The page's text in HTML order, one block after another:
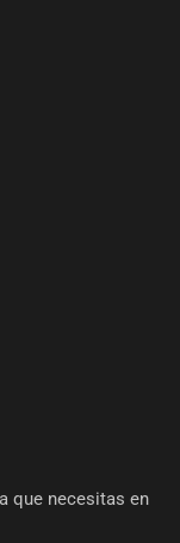
que necesitas en